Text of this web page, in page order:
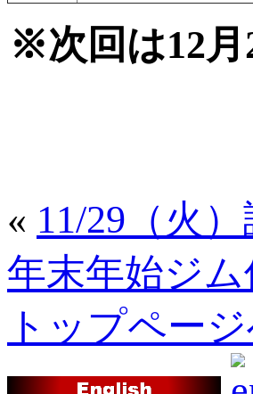
※次回は12
« 11/29（火
年末年始ジ
トップペー